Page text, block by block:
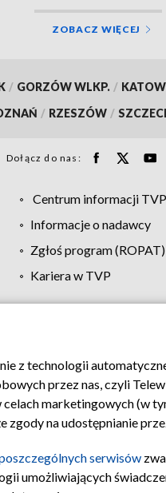
ZOBACZ WIĘCEJ
/ GORZÓW WLKP. /
/ RZESZÓW /
Dołącz do nas:
Centrum informacji TVP
Informacje o nadawcy
Zgłoś program (ROPAT)
Kariera w TVP
Moje zgody
z technologii
przez nas, czyli
celach marketingowych (w
zgody na udostępnianie
serwisów
umożliwiających